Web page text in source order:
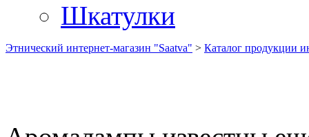
Шкатулки
Этнический интернет-магазин "Saatva" > Каталог продукции